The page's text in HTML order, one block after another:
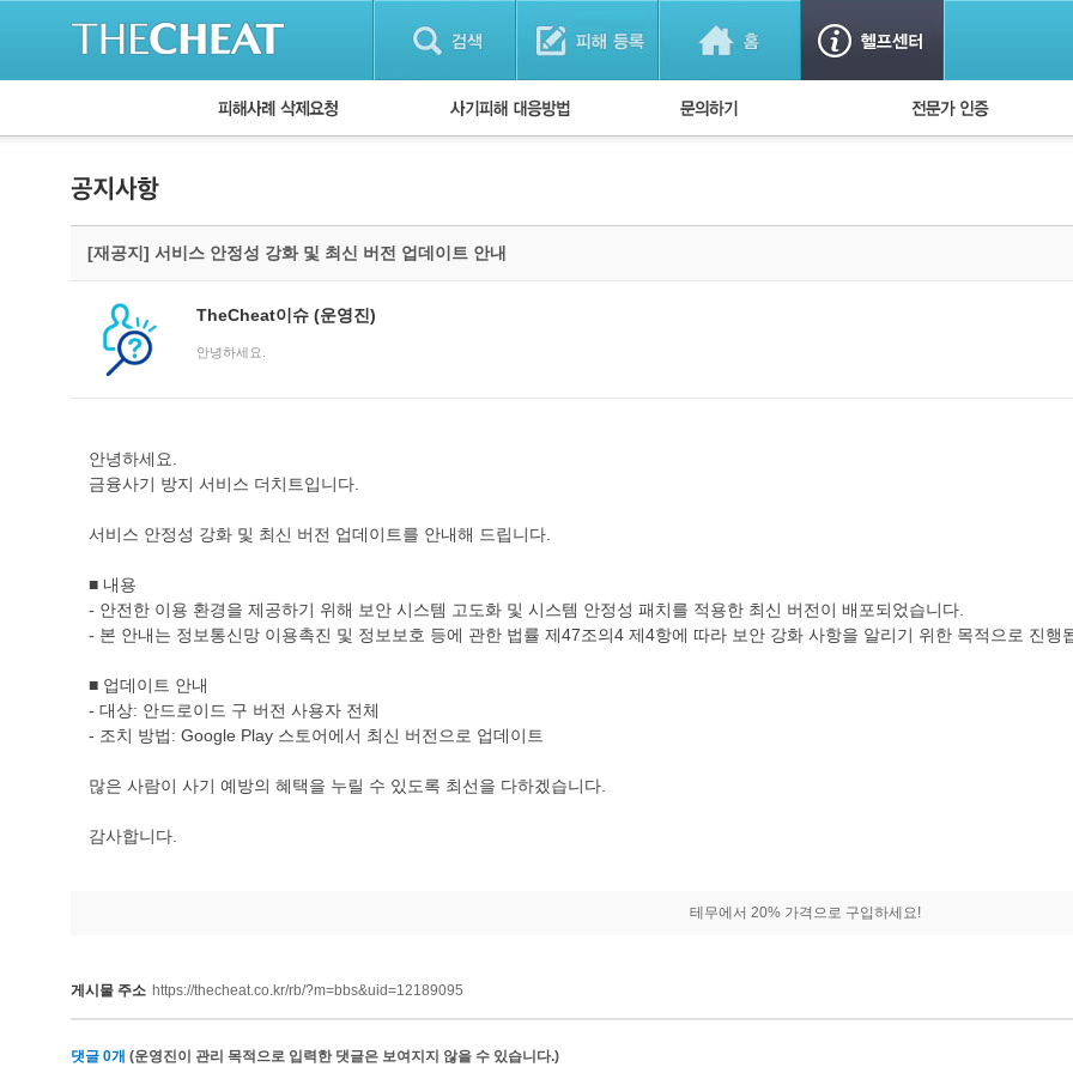
피해사례 삭제요청 단계별 대응방법 1:1 문의하기 경찰회원 인증
[재공지] 서비스 안정성 강화 및 최신 버전 업데이트 안내
TheCheat이슈 (운영진)
안녕하세요.
안녕하세요.
금융사기 방지 서비스 더치트입니다.
서비스 안정성 강화 및 최신 버전 업데이트를 안내해 드립니다.
■ 내용
- 안전한 이용 환경을 제공하기 위해 보안 시스템 고도화 및 시스템 안정성 패치를 적용한 최신 버전이 배포되었습니다.
- 본 안내는 정보통신망 이용촉진 및 정보보호 등에 관한 법률 제47조의4 제4항에 따라 보안 강화 사항을 알리기 위한 목적으로 진행
■ 업데이트 안내
- 대상: 안드로이드 구 버전 사용자 전체
- 조치 방법: Google Play 스토어에서 최신 버전으로 업데이트
많은 사람이 사기 예방의 혜택을 누릴 수 있도록 최선을 다하겠습니다.
감사합니다.
테무에서 20% 가격으로 구입하세요!
게시물 주소 https://thecheat.co.kr/rb/?m=bbs&uid=12189095
댓글 0개 (운영진이 관리 목적으로 입력한 댓글은 보여지지 않을 수 있습니다.)